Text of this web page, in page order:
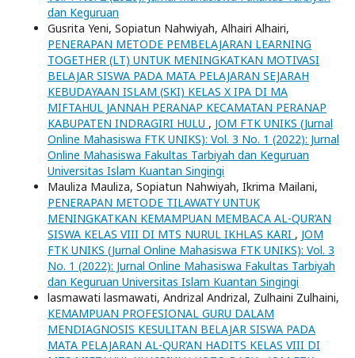
dan Keguruan
Gusrita Yeni, Sopiatun Nahwiyah, Alhairi Alhairi,
PENERAPAN METODE PEMBELAJARAN LEARNING
TOGETHER (LT) UNTUK MENINGKATKAN MOTIVASI
BELAJAR SISWA PADA MATA PELAJARAN SEJARAH
KEBUDAYAAN ISLAM (SKI) KELAS X IPA DI MA
MIFTAHUL JANNAH PERANAP KECAMATAN PERANAP
KABUPATEN INDRAGIRI HULU , JOM FTK UNIKS (Jurnal
Online Mahasiswa FTK UNIKS): Vol. 3 No. 1 (2022): Jurnal
Online Mahasiswa Fakultas Tarbiyah dan Keguruan
Universitas Islam Kuantan Singingi
Mauliza Mauliza, Sopiatun Nahwiyah, Ikrima Mailani,
PENERAPAN METODE TILAWATY UNTUK
MENINGKATKAN KEMAMPUAN MEMBACA AL-QUR’AN
SISWA KELAS VIII DI MTS NURUL IKHLAS KARI , JOM
FTK UNIKS (Jurnal Online Mahasiswa FTK UNIKS): Vol. 3
No. 1 (2022): Jurnal Online Mahasiswa Fakultas Tarbiyah
dan Keguruan Universitas Islam Kuantan Singingi
lasmawati lasmawati, Andrizal Andrizal, Zulhaini Zulhaini,
KEMAMPUAN PROFESIONAL GURU DALAM
MENDIAGNOSIS KESULITAN BELAJAR SISWA PADA
MATA PELAJARAN AL-QUR’AN HADITS KELAS VIII DI